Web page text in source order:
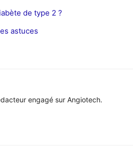
de type 2 ?
astuces
engagé sur Angiotech.